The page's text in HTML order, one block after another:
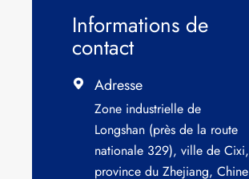
Informations de
contact
 Adresse
Zone industrielle de
Longshan (près de la route
nationale 329), ville de Cixi,
province du Zhejiang, Chine